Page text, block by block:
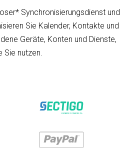
Synchronisierungsdienst und
Sie Kalender, Kontakte und
Geräte, Konten und Dienste,
Sie nutzen.